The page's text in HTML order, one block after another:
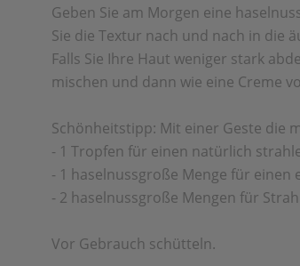
Geben Sie am Morgen eine
Sie die Textur nach und nach in die
Falls Sie Ihre Haut weniger stark
mischen und dann wie eine Creme
Schönheitstipp: Mit einer Geste die
- 1 Tropfen für einen natürlich
- 1 haselnussgroße Menge für
- 2 haselnussgroße Mengen für
Vor Gebrauch schütteln.